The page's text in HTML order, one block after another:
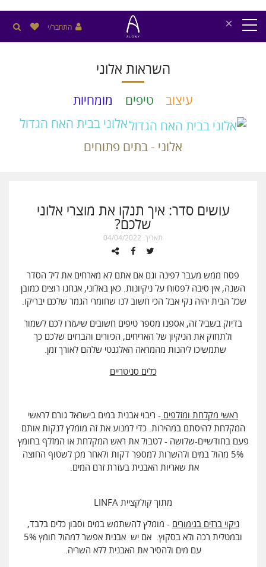
× התחבר/י
השראות אלוני
עיצוב טיפים
מומחיות
אלוני בבית האח הגדול
אלוני - בתים פתוחים
עושים סדר: איך תנקו את מוצרי אלוני
שלכם?
תאריך: 04/04/2022
פסח ממש מעבר לפינה וגם אם אתם לא מארחים את ליל הסדר
השנה, אין סיבה לפסוח על ניקיונות. כאן באלוני, אנחנו רוצים כמובן
שכל הבית יהיה נקי אבל הכי חשוב לנו שחומרי הגמר שלכם יבריקו.
בדיוק בשביל זה, אספנו מספר טיפים חשובים שיעזרו לכם לשמור
ולתחזק את הניקיון של האריחים, הכיורים והברזים שלכם כך
שתמשיכו ליהנות מהמראה האלגנטי שלהם לאורך זמן.
כלים סניטריים
ראשי מקלחת ומזלפים - ריבוי אבנית במים בישראל גורם לראשי
המקלחת להיסתם במהירות. כדי למנוע את זה מומלץ לנקות אותם
פעם בחודשיים-שלושה - לטבול את ראש המקלחת או המזלף בחומץ
5% מהול במים ולהשרות למספר דקות ולאחר מכן לשטוף החוצה
את שאריות האבנית בעזרת זרם המים.
מתוך קולקציית LINFA
ניקוי ברזים בגימורים - מומלץ להשתמש במים וסבון כלים בלבד,
ובמטלית רכה ולא בסקוץ. אם יש אבנית אפשר למהול חומץ 5%
עם מים ולהסיר את האבנית ללא השריה.